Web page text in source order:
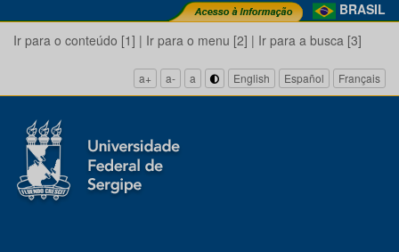
BRASIL
Ir para o conteúdo [1] | Ir para o menu [2] | Ir para a busca [3]
a+ a- a English Español Français